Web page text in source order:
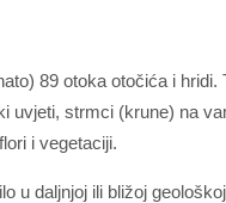
89 otoka otočića i hridi.
uvjeti, strmci (krune) na
i vegetaciji.
u daljnjoj ili bližoj